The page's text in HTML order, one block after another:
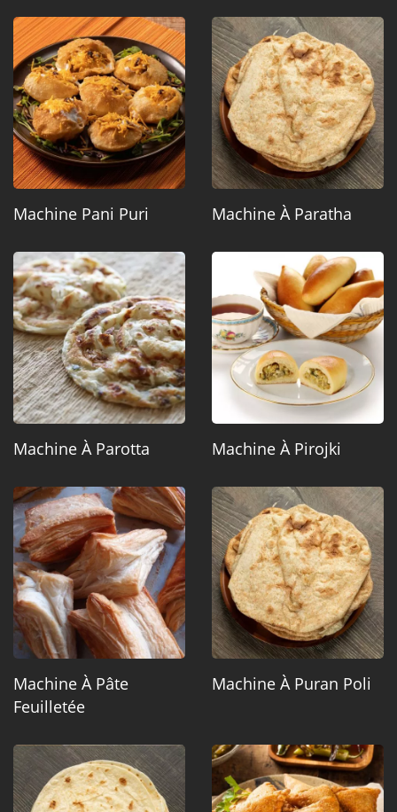
Machine Pani Puri Machine À Paratha
Machine À Parotta Machine À Pirojki
Machine À Pâte
Feuilletée
Machine À Puran Poli